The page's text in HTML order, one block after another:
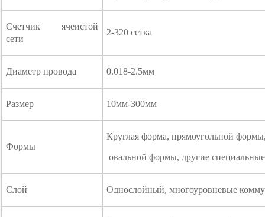
Счетчик ячеистой
сети
2-320 сетка
Диаметр провода 0.018-2.5мм
Размер 10мм-300мм
Формы
Круглая форма, прямоугольной
овальной формы, другие
Слой Однослойный, многоуровневые